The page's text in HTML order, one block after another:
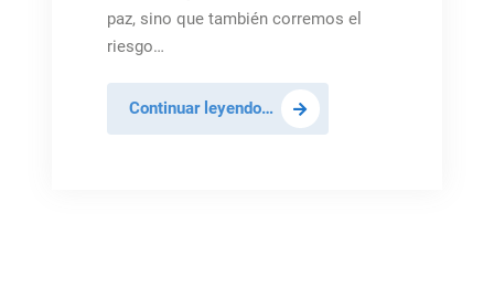
paz, sino que también corremos el
riesgo…
Continuar leyendo… El
mantenimiento